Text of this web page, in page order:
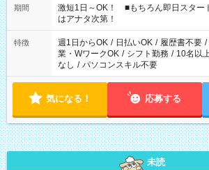
期間
激短1日～OK！ ■もちろん即日スタ
はアナタ次第！
特徴 週1日からOK / 日払いOK / 履歴書不要 /
業・WワークOK / シフト勤務 / 10名以
なし / パソコンスキル不要
気になる！ 応募する
未読